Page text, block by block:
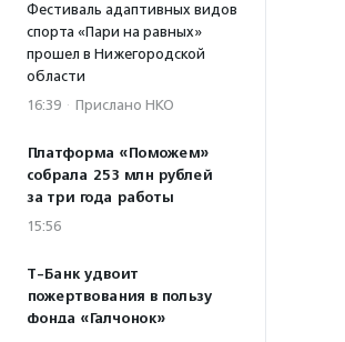
Фестиваль адаптивных видов
спорта «Пари на равных»
прошел в Нижегородской
области
16:39 · Прислано НКО
Платформа «Поможем»
собрала 253 млн рублей
за три года работы
15:56
Т-Банк удвоит
пожертвования в пользу
фонда «Галчонок»